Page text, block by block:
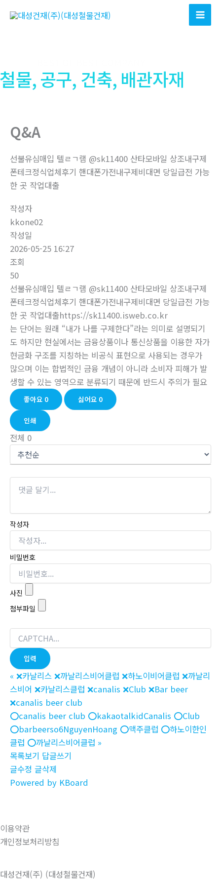
너
뛰
Q&A
선불유심매입 텔ㄹㄱ램 @sk11400 산타모바일 상조내구제
폰테크정식업체후기 핸대폰가전내구제비대면 당일급전 가능
한 곳 작업대출
작성자
kkone02
작성일
2026-05-25 16:27
조회
50
선불유심매입 텔ㄹㄱ램 @sk11400 산타모바일 상조내구제
폰테크정식업체후기 핸대폰가전내구제비대면 당일급전 가능
한 곳 작업대출https://sk11400.isweb.co.kr
는 단어는 원래 “내가 나를 구제한다”라는 의미로 설명되기
도 하지만 현실에서는 금융상품이나 통신상품을 이용한 자가
현금화 구조를 지칭하는 비공식 표현으로 사용되는 경우가
많으며 이는 합법적인 금융 개념이 아니라 소비자 피해가 발
생할 수 있는 영역으로 분류되기 때문에 반드시 주의가 필요
좋아요 0 싫어요 0
인쇄
전체 0
작성자
비밀번호
사진
첨부파일
« ❌카날리스 ❌까날리스비어클럽 ❌하노이비어클럽 ❌까날리
스비어 ❌카날리스클럽 ❌canalis ❌Club ❌Bar beer
❌canalis beer club
⭕️canalis beer club ⭕️kakaotalkidCanalis ⭕️Club
⭕️barbeerso6NguyenHoang ⭕️맥주클럽 ⭕️하노이한인
클럽 ⭕️까날리스비어클럽 »
목록보기 답글쓰기
글수정 글삭제
Powered by KBoard
이용약관
개인정보처리방침
대성건재(주) (대성철물건재)